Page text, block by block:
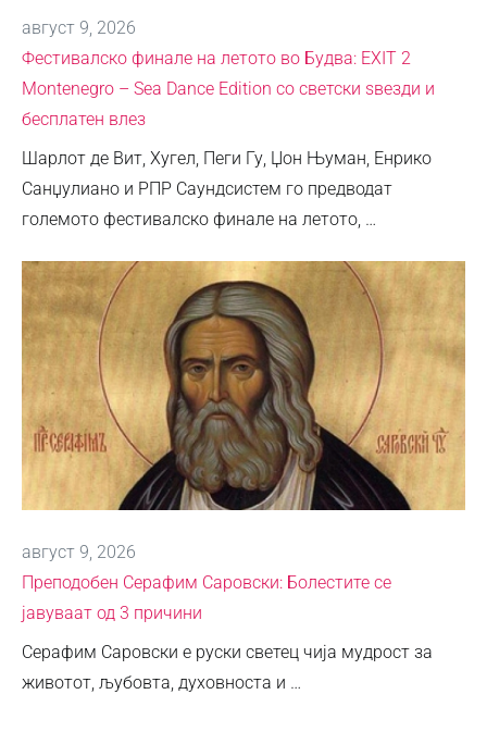
август 9, 2026
Фестивалско финале на летото во Будва: EXIT 2
Montenegro – Sea Dance Edition со светски ѕвезди и
бесплатен влез
Шарлот де Вит, Хугел, Пеги Гу, Џон Њуман, Енрико
Санџулиано и РПР Саундсистем го предводат
големото фестивалско финале на летото, …
август 9, 2026
Преподобен Серафим Саровски: Болестите се
јавуваат од 3 причини
Серафим Саровски е руски светец чија мудрост за
животот, љубовта, духовноста и …